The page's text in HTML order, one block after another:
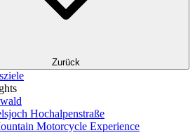
Zurück
Hochalpenstraße
Motorcycle Experience